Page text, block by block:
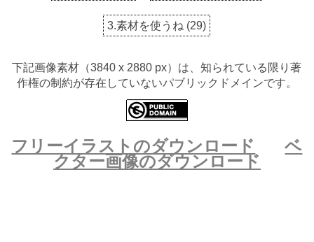
3.素材を使うね (29)
下記画像素材（3840 x 2880 px）は、知られている限り著
作権の制約が存在していないパブリックドメインです。
フリーイラストのダウンロード
ベ
クター画像のダウンロード